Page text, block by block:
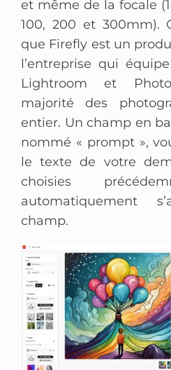
et même de la focale
100, 200 et 300mm).
que Firefly est un
l’entreprise qui
Lightroom et
majorité des
entier. Un champ en
nommé « prompt »,
le texte de votre
choisies
automatiquement
champ.